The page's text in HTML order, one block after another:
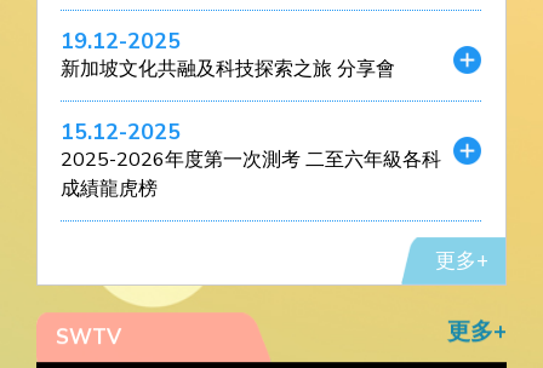
19.12-2025
新加坡文化共融及科技探索之旅 分享會
15.12-2025
2025-2026年度第一次測考 二至六年級各科
成績龍虎榜
更多+
SWTV 更多+